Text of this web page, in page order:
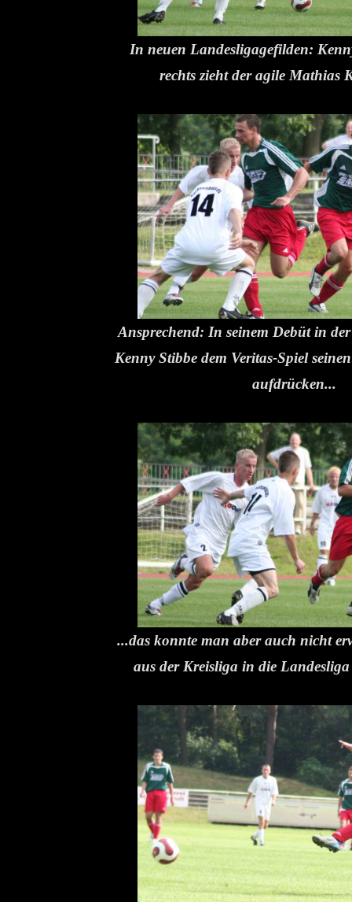
In neuen Landesligagefilden:
rechts zieht der agile Mathias
Ansprechend: In seinem Debüt in
Kenny Stibbe dem Veritas-Spiel
aufdrücken...
...das konnte man aber auch nicht
aus der Kreisliga in die